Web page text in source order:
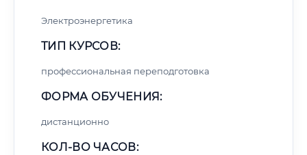
Электроэнергетика
ТИП КУРСОВ:
профессиональная переподготовка
ФОРМА ОБУЧЕНИЯ:
дистанционно
КОЛ-ВО ЧАСОВ: